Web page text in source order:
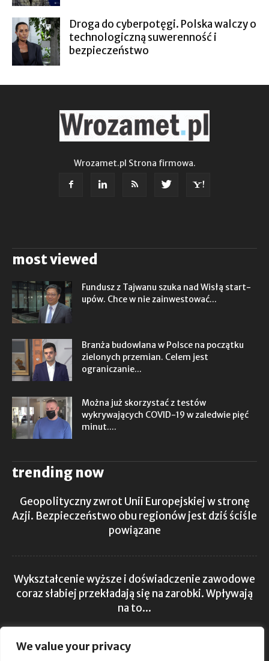
We value your privacy
Droga do cyberpotęgi. Polska walczy o
technologiczną suwerenność i
bezpieczeństwo
Wrozamet.pl Strona firmowa.
most viewed
Fundusz z Tajwanu szuka nad Wisłą start-
upów. Chce w nie zainwestować...
Branża budowlana w Polsce na początku
zielonych przemian. Celem jest
ograniczanie...
Można już skorzystać z testów
wykrywających COVID-19 w zaledwie pięć
minut....
trending now
Geopolityczny zwrot Unii Europejskiej w stronę
Azji. Bezpieczeństwo obu regionów jest dziś ściśle
powiązane
Wykształcenie wyższe i doświadczenie zawodowe
coraz słabiej przekładają się na zarobki. Wpływają
na to...
Polska zmaga się z niedoborem wody. Rowy